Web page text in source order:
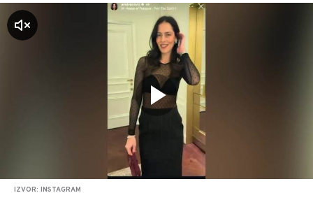
IZVOR: INSTAGRAM